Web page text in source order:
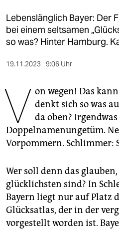
kultur
sport
wahrheit
verlag
verlag
shop
fragen & hilfe
unterstützen
Lebenslänglich Bayer: Der
bei einem seltsamen
so was? Hinter Hamburg.
19.11.2023 9:06 Uhr
V on wegen! Das
denkt sich so was
da oben?
Doppelnamenungetüm.
Vorpommern. Schlimmer:
Wer soll denn das
glücklichsten sind? In
Bayern liegt nur auf Platz
Glücksatlas, der in der
vorgestellt worden ist.